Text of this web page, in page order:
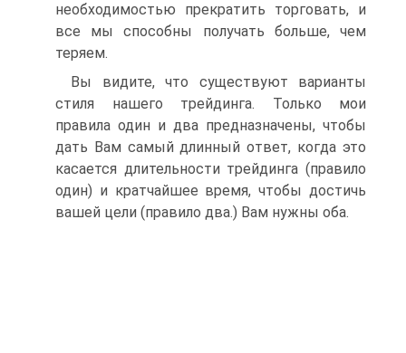
необходимостью прекратить торговать, и
все мы способны получать больше, чем
теряем.
Вы видите, что существуют варианты
стиля нашего трейдинга. Только мои
правила один и два предназначены, чтобы
дать Вам самый длинный ответ, когда это
касается длительности трейдинга (правило
один) и кратчайшее время, чтобы достичь
вашей цели (правило два.) Вам нужны оба.